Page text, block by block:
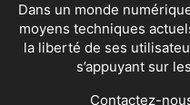
Dans un monde
moyens techniques
la liberté de ses
s’appuyant sur
Contactez-